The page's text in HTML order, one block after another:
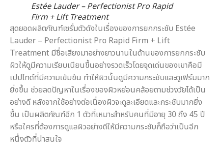
Estée Lauder – Perfectionist Pro Rapid
Firm + Lift Treatment
สุดยอดผลิตภัณฑ์เซรั่มตัวดังในเรื่องของการยกกระชับ Estée
Lauder – Perfectionist Pro Rapid Firm + Lift
Treatment มีชื่อเสียงมาอย่างยาวนานในด้านของการยกกระชับ
ผิวให้ดูมีความเรียบเนียนขึ้นอย่างรวดเร็วโดยจุดเด่นของเขาคือมี
เปปไทด์ที่มีความเข้มข้น ทำให้ผิวนั้นดูมีความกระชับและดูเฟิร์มมาก
ยิ่งขึ้น ช่วยลดปัญหาในเรื่องของผิวหย่อนคล้อยตามช่วงวัยได้เป็น
อย่างดี หลังจากใช้อย่างต่อเนื่องผิวจะดูละเอียดและกระชับมากยิ่ง
ขึ้น เป็นผลิตภัณฑ์อีก 1 ตัวที่เหมาะสำหรับคนที่มีอายุ 30 ถึง 45 ปี
หรือใครที่ต้องการดูแลผิวอย่างดีให้มีความกระชับก็ถือว่าเป็นอีก
หนึ่งตัวที่น่าสนใจ